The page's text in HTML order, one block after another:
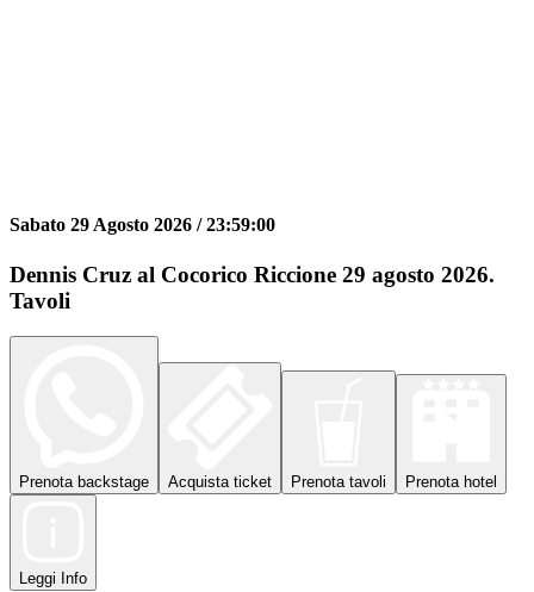
Sabato 29 Agosto 2026 /23:59:00
Dennis Cruz al Cocorico Riccione 29 agosto 2026.
Tavoli
Prenota backstage Acquista ticket Prenota tavoli Prenota hotel
Leggi Info